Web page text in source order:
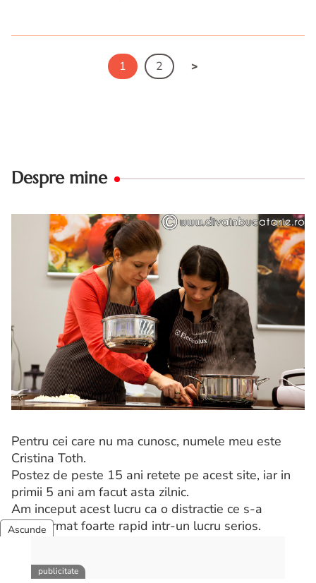
malai.
1
2
Despre mine
Pentru cei care nu ma cunosc, numele meu este
Cristina Toth.
Postez de peste 15 ani retete pe acest site, iar in
primii 5 ani am facut asta zilnic.
Am inceput acest lucru ca o distractie ce s-a
transformat foarte rapid intr-un lucru serios.
avut site-ul, aprofundand diverse tehnici culinare.